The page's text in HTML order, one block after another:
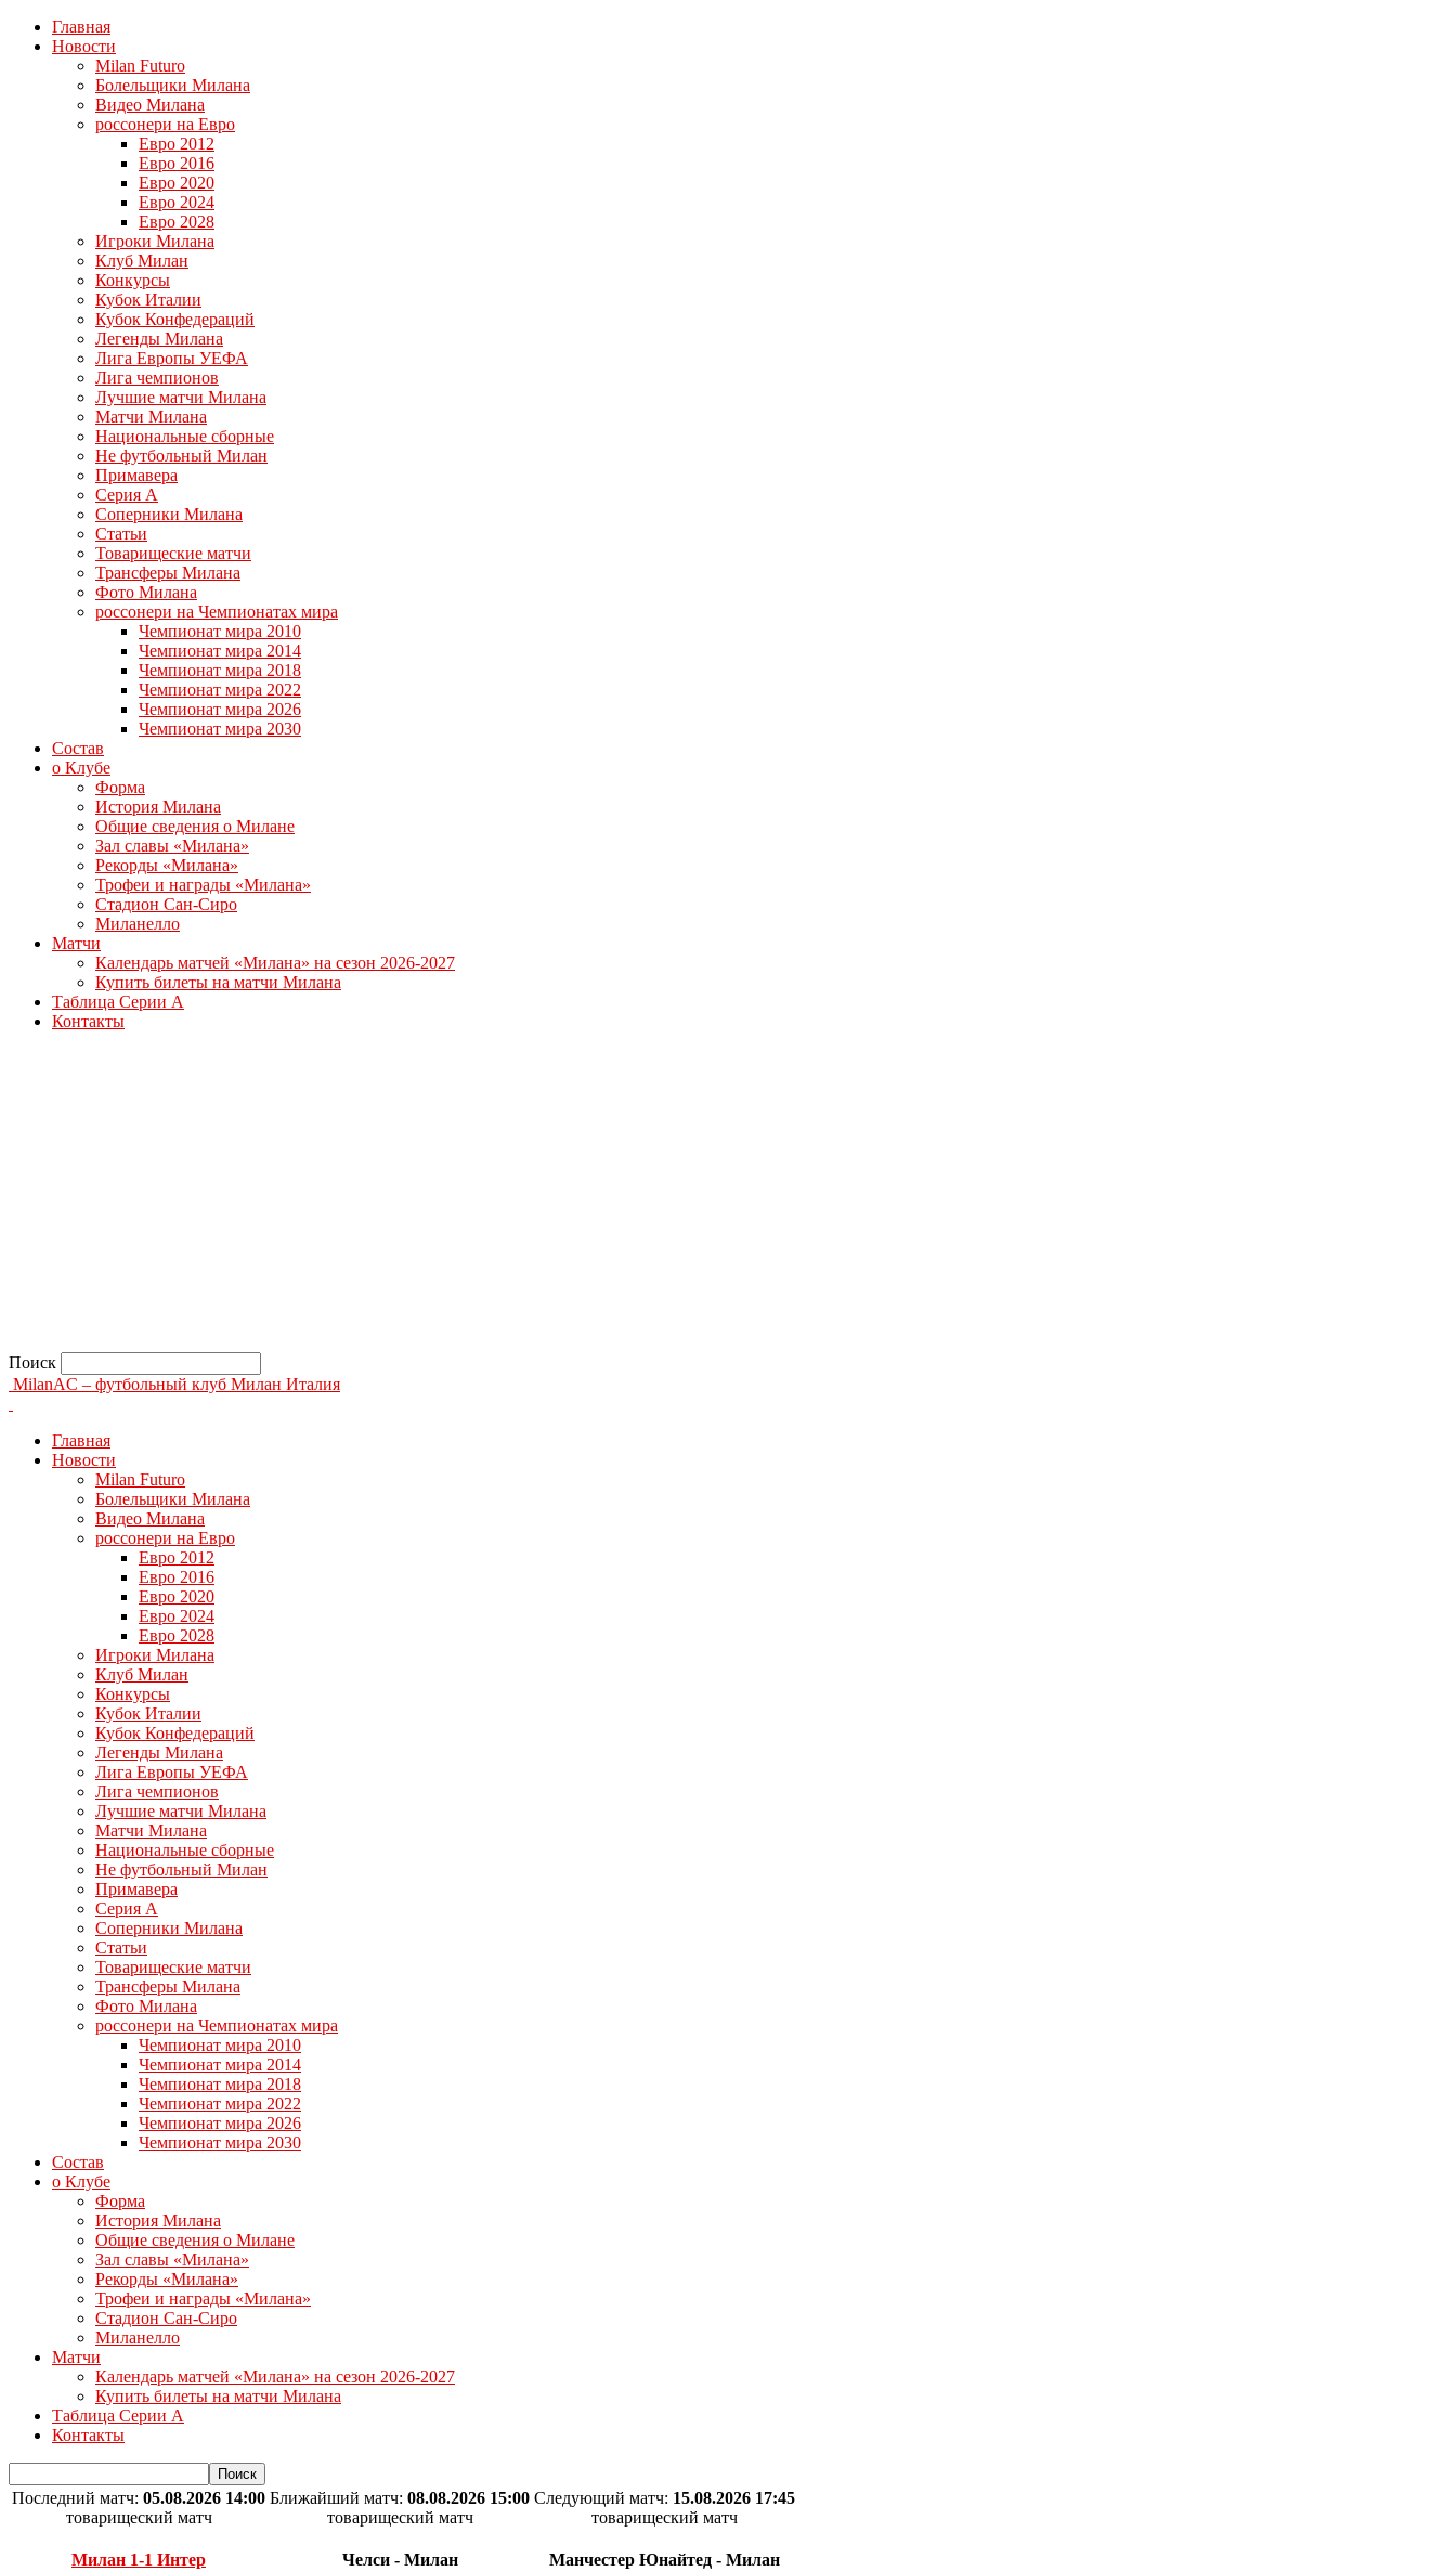
Главная
Новости
Milan Futuro
Болельщики Милана
Видео Милана
россонери на Евро
Евро 2012
Евро 2016
Евро 2020
Евро 2024
Евро 2028
Игроки Милана
Клуб Милан
Конкурсы
Кубок Италии
Кубок Конфедераций
Легенды Милана
Лига Европы УЕФА
Лига чемпионов
Лучшие матчи Милана
Матчи Милана
Национальные сборные
Не футбольный Милан
Примавера
Серия А
Соперники Милана
Статьи
Товарищеские матчи
Трансферы Милана
Фото Милана
россонери на Чемпионатах мира
Чемпионат мира 2010
Чемпионат мира 2014
Чемпионат мира 2018
Чемпионат мира 2022
Чемпионат мира 2026
Чемпионат мира 2030
Состав
о Клубе
Форма
История Милана
Общие сведения о Милане
Зал славы «Милана»
Рекорды «Милана»
Трофеи и награды «Милана»
Стадион Сан-Сиро
Миланелло
Матчи
Календарь матчей «Милана» на сезон 2026-2027
Купить билеты на матчи Милана
Таблица Серии А
Контакты
Поиск
MilanAC – футбольный клуб Милан Италия
Главная
Новости
Milan Futuro
Болельщики Милана
Видео Милана
россонери на Евро
Евро 2012
Евро 2016
Евро 2020
Евро 2024
Евро 2028
Игроки Милана
Клуб Милан
Конкурсы
Кубок Италии
Кубок Конфедераций
Легенды Милана
Лига Европы УЕФА
Лига чемпионов
Лучшие матчи Милана
Матчи Милана
Национальные сборные
Не футбольный Милан
Примавера
Серия А
Соперники Милана
Статьи
Товарищеские матчи
Трансферы Милана
Фото Милана
россонери на Чемпионатах мира
Чемпионат мира 2010
Чемпионат мира 2014
Чемпионат мира 2018
Чемпионат мира 2022
Чемпионат мира 2026
Чемпионат мира 2030
Состав
о Клубе
Форма
История Милана
Общие сведения о Милане
Зал славы «Милана»
Рекорды «Милана»
Трофеи и награды «Милана»
Стадион Сан-Сиро
Миланелло
Матчи
Календарь матчей «Милана» на сезон 2026-2027
Купить билеты на матчи Милана
Таблица Серии А
Контакты
Последний матч: 05.08.2026 14:00
товарищеский матч
Милан 1-1 Интер
Ближайший матч: 08.08.2026 15:00
товарищеский матч
Челси - Милан
Следующий матч: 15.08.2026 17:45
товарищеский матч
Манчестер Юнайтед - Милан